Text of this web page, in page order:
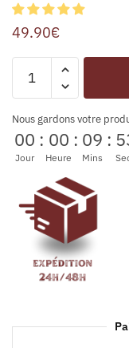
49.90€
Nous gardons votre
00
Jour
: 00
Heure
: 09
Mins
: